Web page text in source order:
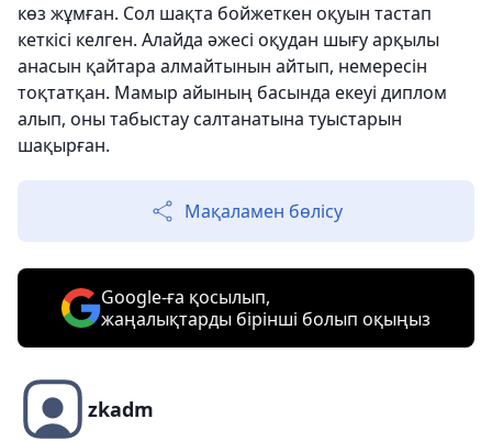
көз жұмған. Сол шақта бойжеткен оқуын тастап
кеткісі келген. Алайда әжесі оқудан шығу арқылы
анасын қайтара алмайтынын айтып, немересін
тоқтатқан. Мамыр айының басында екеуі диплом
алып, оны табыстау салтанатына туыстарын
шақырған.
Мақаламен бөлісу
Google-ға қосылып,
жаңалықтарды бірінші болып оқыңыз
zkadm